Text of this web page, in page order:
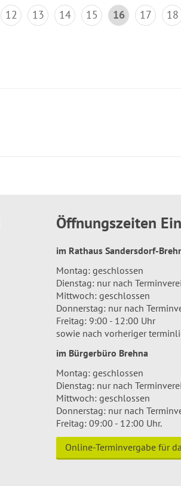
12 13 14 15 16 17 18
Öffnungszeiten
im Rathaus Sandersdorf-
Montag: geschlossen
Dienstag: nur nach
Mittwoch: geschlossen
Donnerstag: nur nach
Freitag: 9:00 - 12:00 Uhr
sowie nach vorheriger
im Bürgerbüro Brehna
Montag: geschlossen
Dienstag: nur nach
Mittwoch: geschlossen
Donnerstag: nur nach
Freitag: 09:00 - 12:00 Uhr.
Online-Terminvergabe für